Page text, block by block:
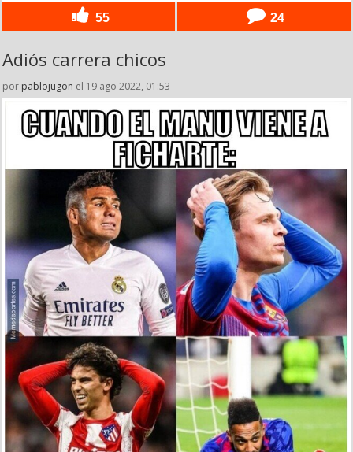
55 24
Adiós carrera chicos
por pablojugon el 19 ago 2022, 01:53